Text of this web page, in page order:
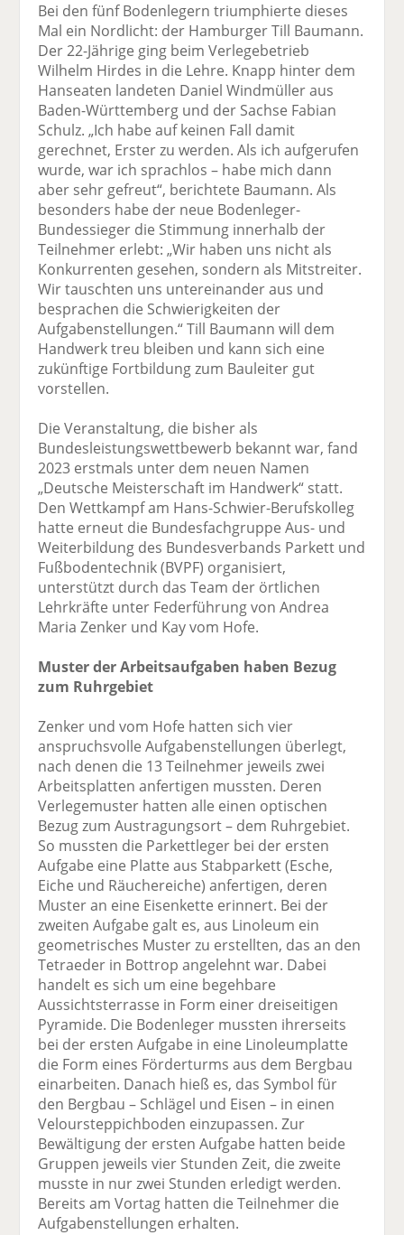
Bei den fünf Bodenlegern triumphierte dieses
Mal ein Nordlicht: der Hamburger Till Baumann.
Der 22-Jährige ging beim Verlegebetrieb
Wilhelm Hirdes in die Lehre. Knapp hinter dem
Hanseaten landeten Daniel Windmüller aus
Baden-Württemberg und der Sachse Fabian
Schulz. „Ich habe auf keinen Fall damit
gerechnet, Erster zu werden. Als ich aufgerufen
wurde, war ich sprachlos – habe mich dann
aber sehr gefreut“, berichtete Baumann. Als
besonders habe der neue Bodenleger-
Bundessieger die Stimmung innerhalb der
Teilnehmer erlebt: „Wir haben uns nicht als
Konkurrenten gesehen, sondern als Mitstreiter.
Wir tauschten uns untereinander aus und
besprachen die Schwierigkeiten der
Aufgabenstellungen.“ Till Baumann will dem
Handwerk treu bleiben und kann sich eine
zukünftige Fortbildung zum Bauleiter gut
vorstellen.
Die Veranstaltung, die bisher als
Bundesleistungswettbewerb bekannt war, fand
2023 erstmals unter dem neuen Namen
„Deutsche Meisterschaft im Handwerk“ statt.
Den Wettkampf am Hans-Schwier-Berufskolleg
hatte erneut die Bundesfachgruppe Aus- und
Weiterbildung des Bundesverbands Parkett und
Fußbodentechnik (BVPF) organisiert,
unterstützt durch das Team der örtlichen
Lehrkräfte unter Federführung von Andrea
Maria Zenker und Kay vom Hofe.
Muster der Arbeitsaufgaben haben Bezug
zum Ruhrgebiet
Zenker und vom Hofe hatten sich vier
anspruchsvolle Aufgabenstellungen überlegt,
nach denen die 13 Teilnehmer jeweils zwei
Arbeitsplatten anfertigen mussten. Deren
Verlegemuster hatten alle einen optischen
Bezug zum Austragungsort – dem Ruhrgebiet.
So mussten die Parkettleger bei der ersten
Aufgabe eine Platte aus Stabparkett (Esche,
Eiche und Räuchereiche) anfertigen, deren
Muster an eine Eisenkette erinnert. Bei der
zweiten Aufgabe galt es, aus Linoleum ein
geometrisches Muster zu erstellten, das an den
Tetraeder in Bottrop angelehnt war. Dabei
handelt es sich um eine begehbare
Aussichtsterrasse in Form einer dreiseitigen
Pyramide. Die Bodenleger mussten ihrerseits
bei der ersten Aufgabe in eine Linoleumplatte
die Form eines Förderturms aus dem Bergbau
einarbeiten. Danach hieß es, das Symbol für
den Bergbau – Schlägel und Eisen – in einen
Veloursteppichboden einzupassen. Zur
Bewältigung der ersten Aufgabe hatten beide
Gruppen jeweils vier Stunden Zeit, die zweite
musste in nur zwei Stunden erledigt werden.
Bereits am Vortag hatten die Teilnehmer die
Aufgabenstellungen erhalten.